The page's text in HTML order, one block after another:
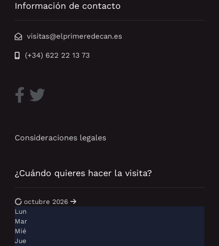
Información de contacto
visitas@elprimeredecan.es
(+34) 622 22 13 73
Consideraciones legales
¿Cuándo quieres hacer la visita?
octubre 2026
Lun
Mar
Mié
Jue